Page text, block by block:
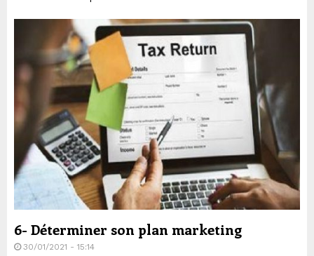
6- Déterminer son plan marketing
30/01/2021 - 15:14